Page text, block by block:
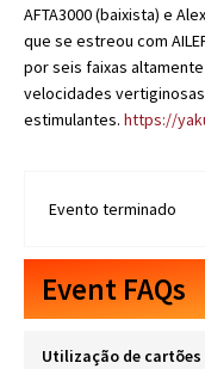
AFTA3000 (baixista) e
que se estreou com
por seis faixas
velocidades
estimulantes. https://
Evento terminado
Event FAQs
Utilização de